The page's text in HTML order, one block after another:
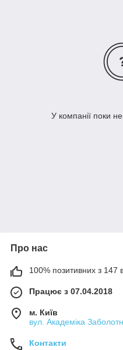
У компанії поки
Про нас
100% позитивних з 147
Працює з 07.04.2018
м. Київ
вул. Академіка
Контакти